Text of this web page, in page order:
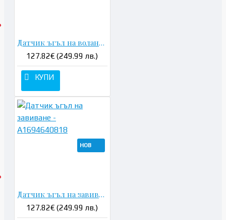
Датчик ъгъл на волана - A1694640318
127.82€ (249.99 лв.)
КУПИ
НОВ
Датчик ъгъл на завиване - A1694640818
127.82€ (249.99 лв.)